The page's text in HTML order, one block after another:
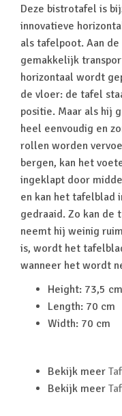
Deze bistrotafel is
innovatieve
als tafelpoot. Aan
gemakkelijk
horizontaal wordt
de vloer: de tafel
positie. Maar als hij
heel eenvoudig en
rollen worden
bergen, kan het
ingeklapt door
en kan het tafelblad
gedraaid. Zo kan de
neemt hij weinig
is, wordt het
wanneer het wordt
Height: 73,5
Length: 70 cm
Width: 70 cm
Bekijk meer
Bekijk meer